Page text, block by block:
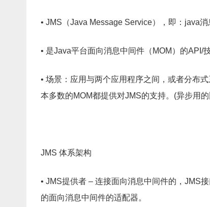
• JMS（Java Message Service），即：java消
• 是Java平台面向消息中间件（MOM）的API/
• 场景：应用与两个应用程序之间，或者分布
本多数的MOM都提供对JMS的支持。(异步用
JMS 体系架构
• JMS提供者 – 连接面向消息中间件的，JMS
的面向消息中间件的适配器。